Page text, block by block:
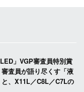
」VGP審査員特別賞
査員が語り尽くす「液
、X11L／C8L／C7Lの